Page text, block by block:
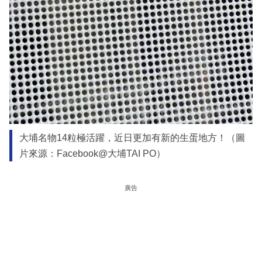
大埔名物14粒極活躍，近日更加有新的生蛋地方！（圖
片來源：Facebook@大埔TAI PO）
廣告